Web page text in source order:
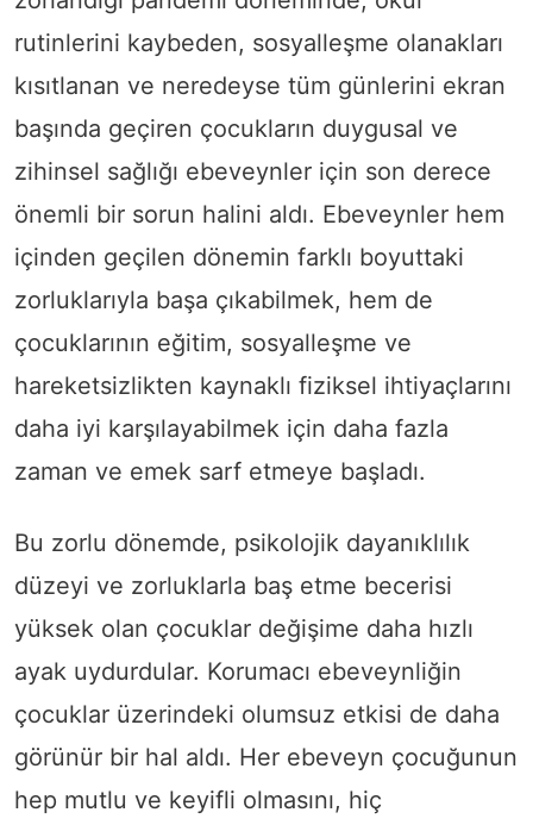
rutinlerini kaybeden, sosyalleşme olanakları
kısıtlanan ve neredeyse tüm günlerini ekran
başında geçiren çocukların duygusal ve
zihinsel sağlığı ebeveynler için son derece
önemli bir sorun halini aldı. Ebeveynler hem
içinden geçilen dönemin farklı boyuttaki
zorluklarıyla başa çıkabilmek, hem de
çocuklarının eğitim, sosyalleşme ve
hareketsizlikten kaynaklı fiziksel ihtiyaçlarını
daha iyi karşılayabilmek için daha fazla
zaman ve emek sarf etmeye başladı.
Bu zorlu dönemde, psikolojik dayanıklılık
düzeyi ve zorluklarla baş etme becerisi
yüksek olan çocuklar değişime daha hızlı
ayak uydurdular. Korumacı ebeveynliğin
çocuklar üzerindeki olumsuz etkisi de daha
görünür bir hal aldı. Her ebeveyn çocuğunun
hep mutlu ve keyifli olmasını, hiç